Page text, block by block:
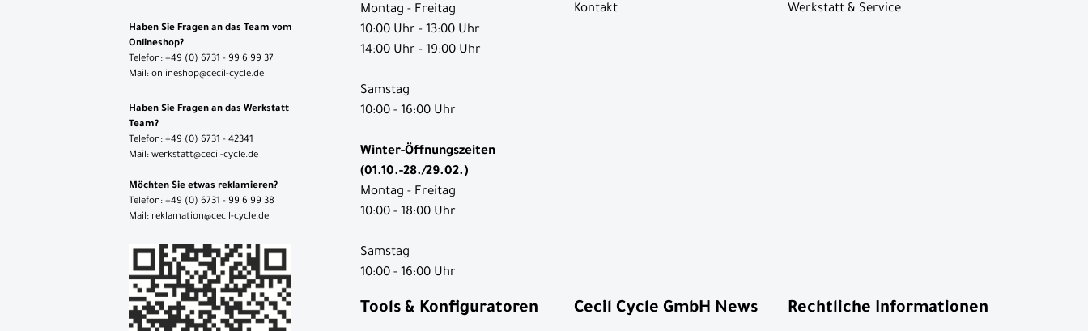
Haben Sie Fragen an das Team vom
Onlineshop?
Telefon: +49 (0) 6731 - 99 6 99 37
Mail: onlineshop@cecil-cycle.de
Haben Sie Fragen an das Werkstatt
Team?
Telefon: +49 (0) 6731 - 42341
Mail: werkstatt@cecil-cycle.de
Möchten Sie etwas reklamieren?
Telefon: +49 (0) 6731 - 99 6 99 38
Mail: reklamation@cecil-cycle.de
Montag - Freitag
10:00 Uhr - 13:00 Uhr
14:00 Uhr - 19:00 Uhr
Samstag
10:00 - 16:00 Uhr
Winter-Öffnungszeiten
(01.10.-28./29.02.)
Montag - Freitag
10:00 - 18:00 Uhr
Samstag
10:00 - 16:00 Uhr
Kontakt
Werkstatt & Service
Tools & Konfiguratoren Cecil Cycle GmbH News Rechtliche Informationen